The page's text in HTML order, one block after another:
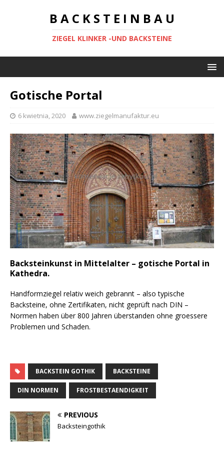
B A C K S T E I N B A U
ZIEGEL KLINKER -UND BACKSTEINE
Gotische Portal
6 kwietnia, 2020 www.ziegelmanufaktur.eu
Backsteinkunst in Mittelalter – gotische Portal in
Kathedra.
Handformziegel relativ weich gebrannt – also typische
Backsteine, ohne Zertifikaten, nicht geprüft nach DIN –
Normen haben über 800 Jahren überstanden ohne groessere
Problemen und Schaden.
BACKSTEIN GOTHIK BACKSTEINE
DIN NORMEN FROSTBESTAENDIGKEIT
PREVIOUS
Backsteingothik